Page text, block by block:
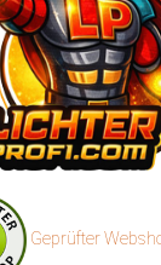
Geprüfter